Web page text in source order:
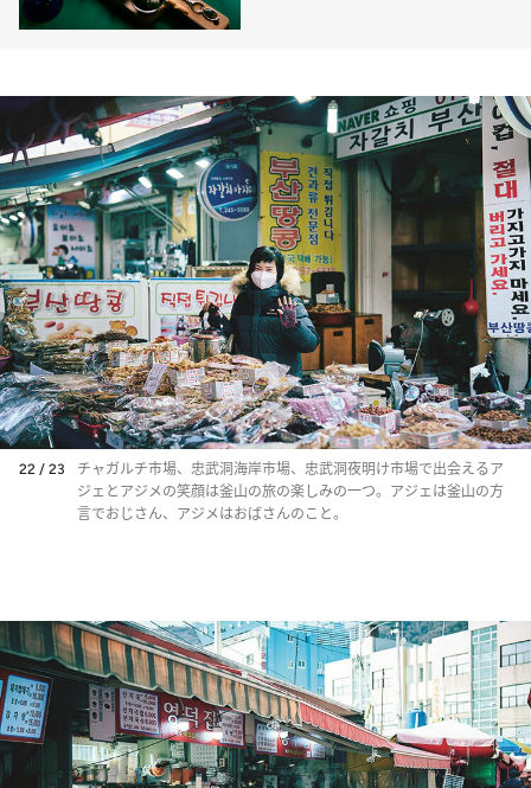
22 / 23
チャガルチ市場、忠武洞海岸市場、忠武洞夜明け市場で出会えるア
ジェとアジメの笑顔は釜山の旅の楽しみの一つ。アジェは釜山の方
言でおじさん、アジメはおばさんのこと。